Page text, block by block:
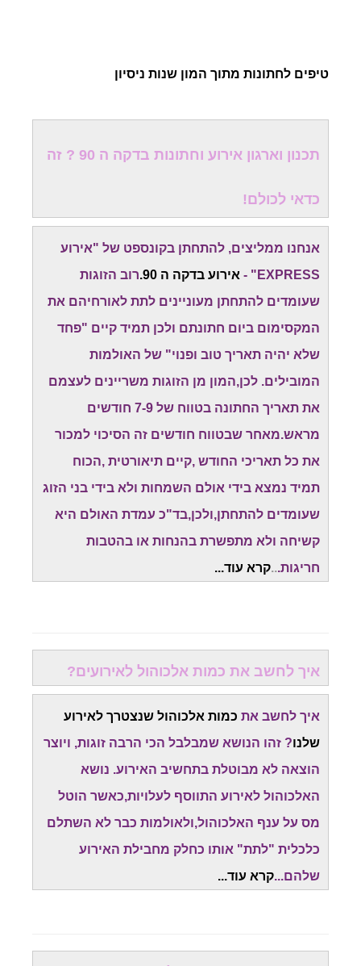
טיפים לחתונות מתוך המון שנות ניסיון
תכנון וארגון אירוע וחתונות בדקה ה 90 ? זה
כדאי לכולם!
אנחנו ממליצים, להתחתן בקונספט של "אירוע
EXPRESS" -
אירוע בדקה ה 90.
רוב הזוגות
שעומדים להתחתן מעוניינים לתת לאורחיהם את
המקסימום ביום חתונתם ולכן תמיד קיים "פחד
שלא יהיה תאריך טוב ופנוי" של האולמות
המובילים. לכן,המון מן הזוגות משריינים לעצמם
את תאריך החתונה בטווח של 7-9 חודשים
מראש.מאחר שבטווח חודשים זה הסיכוי למכור
את כל תאריכי החודש ,קיים תיאורטית ,הכוח
תמיד נמצא בידי אולם השמחות ולא בידי בני הזוג
שעומדים להתחתן,ולכן,בד"כ עמדת האולם היא
קשיחה ולא מתפשרת בהנחות או בהטבות
חריגות...קרא עוד...
איך לחשב את כמות אלכוהול לאירועים?
איך לחשב את כמות אלכוהול שנצטרך לאירוע
שלנו? זהו הנושא שמבלבל הכי הרבה זוגות, ויוצר
הוצאה לא מבוטלת בתחשיב האירוע. נושא
האלכוהול לאירוע התווסף לעלויות,כאשר הוטל
מס על ענף האלכוהול,ולאולמות כבר לא השתלם
כלכלית "לתת" אותו כחלק מחבילת האירוע
שלהם...קרא עוד...